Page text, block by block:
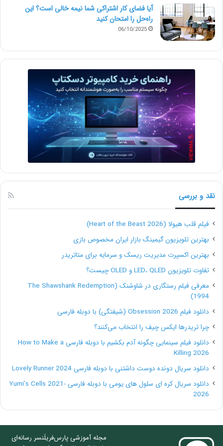
نتایج را می‌گیرید.
فریلنسینگ بیانگر مفهوم شایسته‌سالاری
است
خیلی از شرکت‌ها ادعا می‌کنند به‌عنوان یک‌ نهاد شایسته‌
سالار فعالیت می‌کنند؛ به بهترین کارمندها ارتقای شغلی
می‌دهند و بدترین‌ها را جریمه می‌کنند. هیچ جایی نمی‌تواند
به اندازه‌ی Silicon Valley ادعا کند که شایسته سالاری را
رعایت می‌کند، جایی‌ که به سیستم مبتنی بر شایسته‌ سالاری
کارمندان افتخار می‌کند.
به دلیل چالش‌هایی که استخدام و اخراج کردن در شرکت‌ها
آمده است. در برخی قسمت‌های اروپا اخراج کردن کارمندان
آن‌قدر سخت است که تقریباً هیچ منفعتی در ارتقای شغلی و
استخدام نیروی جدید وجود ندارد. شرکت‌هایی که تحت
تأثیر اتحادیه کارمندان هستند نیز در اداره‌‌ی شرکت با تمرکز
روی کیفیت کار کارمندان و شایسته‌سالاری دچار مشکل
هستند.
مفهوم شایسته‌سالاری در قلب فریلنسینگ نهفته است.
مسئولین استخدام به‌جای تمرکز روی مدرک و تجربه، روی
پروژه‌های اخیر و نتایج آن‌ها تمرکز می‌کنند. فریلنسرها هم
دریافت کنند یا در استخدام شرکتی قرار بگیرند که پول
آیا فضای کار اشتراکی شما نیمه‌ خالی است؟ این
راه‌حل را امتحان کنید
06/10/2025
نقد و بررسی
فیلم قلب هیولا (Heart of the Beast 2026)
بهترین تلویزیون گیمینگ بازار ایران مخصوص بازی
بهترین اکسپرت مدیریت ریسک و سرمایه برای متاتریدر
تفاوت تلویزیون LED، QLED و OLED چیست؟
معرفی فیلم رستگاری در شاوشنک (The Shawshank Redemption
1994)
دانلود فیلم Obsession 2026 (شیفتگی) با دوبله فارسی
چرا تریدرها ایکس چیف را انتخاب می‌کنند؟
دانلود فیلم سینمایی چگونه آدم بکشیم با دوبله فارسی How to Make a
Killing 2026
دانلود سریال دونده دوست داشتنی با دوبله فارسی Lovely Runner 2024
دانلود سریال کره ای سلول های یومی با دوبله فارسی Yumi’s Cells 2021-
2026
مجله آموزشی پارس‌فریلَنسر رسانه‌ای